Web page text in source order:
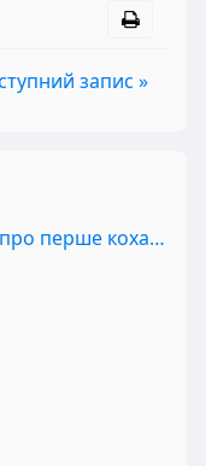
запис »
Вітька + Галя, або Повість про перше кохання